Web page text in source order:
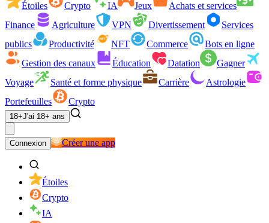
Étoiles
Crypto IA Jeux
Achats et services
Finance
Agriculture VPN Divertissement
Services
publics
Productivité NFT Commerce
Bots en ligne
Gestion des canaux
Éducation Datation
Gagner
Voyage
Santé et forme physique Carrière
Astrologie
Portefeuilles
Crypto
18+J'ai 18+ ans
Connexion Créer une app
Étoiles
Crypto
IA